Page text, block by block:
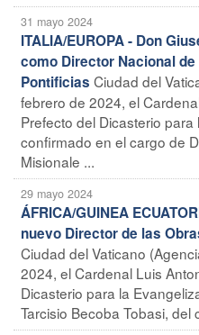
31 mayo 2024
ITALIA/EUROPA - Don
como Director Nacional
Pontificias Ciudad del
febrero de 2024, el
Prefecto del Dicasterio
confirmado en el cargo de
Misionale ...
29 mayo 2024
ÁFRICA/GUINEA
nuevo Director de las
Ciudad del Vaticano
2024, el Cardenal Luis
Dicasterio para la
Tarcisio Becoba Tobasi, del